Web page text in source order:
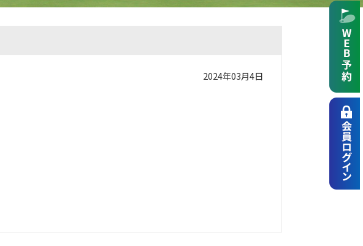
2024年03月4日